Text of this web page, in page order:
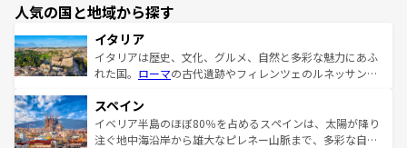
人気の国と地域から探す
イタリア
イタリアは歴史、文化、グルメ、自然と多彩な魅力にあふ
れた国。 ローマの古代遺跡やフィレンツェのルネッサンス
ろん、トスカーナの美しい田園風景やアマルフィ海岸の絶
景など、自然景観も見逃せない。観光の合間には、本場の
ピザやパスタなど、絶品のイタリア料理を堪能することも
スペイン
イベリア半島のほぼ80％を占めるスペインは、太陽が降り
注ぐ地中海沿岸から雄大なピレネー山脈まで、多彩な自然